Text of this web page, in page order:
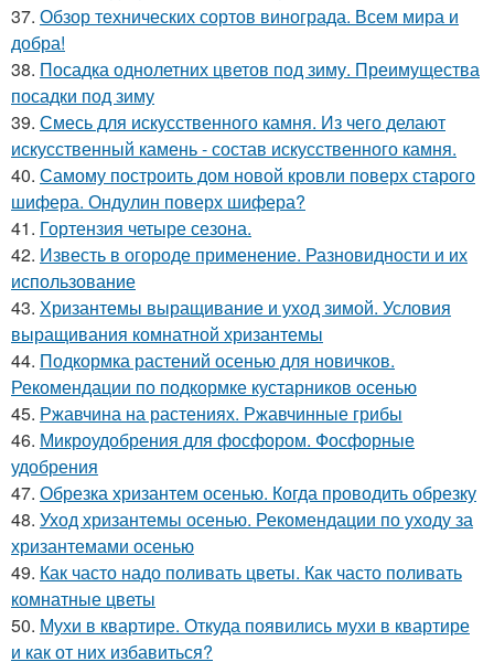
37. Обзор технических сортов винограда. Всем мира и
добра!
38. Посадка однолетних цветов под зиму. Преимущества
посадки под зиму
39. Смесь для искусственного камня. Из чего делают
искусственный камень - состав искусственного камня.
40. Самому построить дом новой кровли поверх старого
шифера. Ондулин поверх шифера?
41. Гортензия четыре сезона.
42. Известь в огороде применение. Разновидности и их
использование
43. Хризантемы выращивание и уход зимой. Условия
выращивания комнатной хризантемы
44. Подкормка растений осенью для новичков.
Рекомендации по подкормке кустарников осенью
45. Ржавчина на растениях. Ржавчинные грибы
46. Микроудобрения для фосфором. Фосфорные
удобрения
47. Обрезка хризантем осенью. Когда проводить обрезку
48. Уход хризантемы осенью. Рекомендации по уходу за
хризантемами осенью
49. Как часто надо поливать цветы. Как часто поливать
комнатные цветы
50. Мухи в квартире. Откуда появились мухи в квартире
и как от них избавиться?